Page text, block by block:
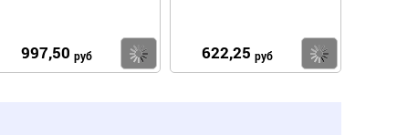
Купить997,50 руб Купить622,25 руб